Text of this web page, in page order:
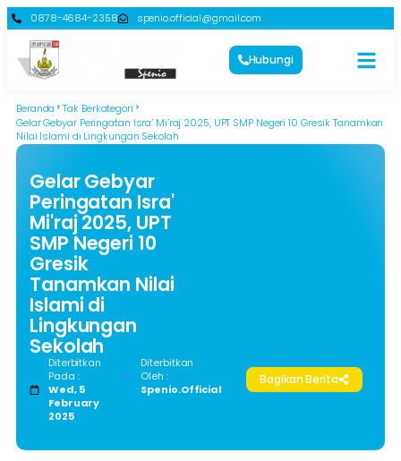
0878-4684-2358 spenio.official@gmail.com
Hubungi
Beranda
Tak Berkategori
Gelar Gebyar Peringatan Isra’ Mi’raj 2025, UPT SMP Negeri 10 Gresik Tanamkan
Nilai Islami di Lingkungan Sekolah
Gelar Gebyar
Peringatan Isra'
Mi'raj 2025, UPT
SMP Negeri 10
Gresik
Tanamkan Nilai
Islami di
Lingkungan
Sekolah
Diterbitkan
Pada :
Wed, 5
February
2025
Diterbitkan
Oleh :
Spenio.official
Bagikan Berita